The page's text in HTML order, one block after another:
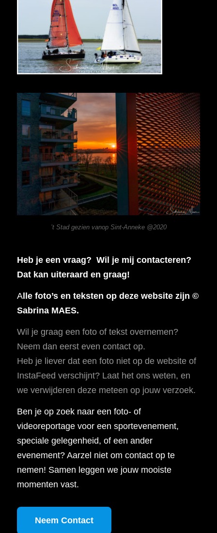
’t Stad gezien vanop Sint-Anneke @2020
Heb je een vraag? Wil je mij contacteren?
Dat kan uiteraard en graag!
Alle foto’s en teksten op deze website zijn ©
Sabrina MAES.
Wil je graag een foto of tekst overnemen?
Neem dan eerst even contact op.
Heb je liever dat een foto niet op de website of
InstaFeed verschijnt? Laat het ons weten, en
we verwijderen deze meteen op jouw verzoek.
Ben je op zoek naar een foto- of
videoreportage voor een sportevenement,
speciale gelegenheid, of een ander
evenement? Aarzel niet om contact op te
nemen! Samen leggen we jouw mooiste
momenten vast.
Neem Contact